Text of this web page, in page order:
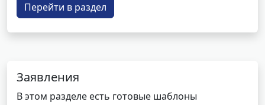
Перейти в раздел
Заявления
В этом разделе есть готовые шаблоны